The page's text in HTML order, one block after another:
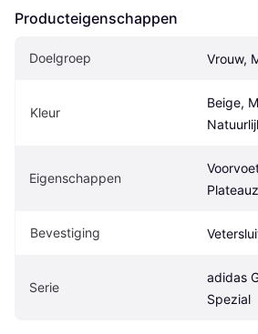
Producteigenschappen
Doelgroep Vrouw,
Kleur
Beige,
Eigenschappen
Bevestiging
Serie
adidas
Spezial